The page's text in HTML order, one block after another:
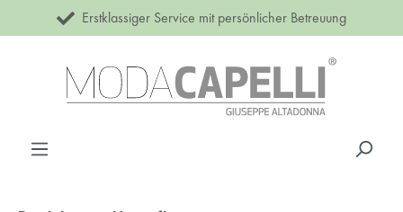
Zum Hauptinhalt springen
Erstklassiger Service mit persönlicher Betreuung